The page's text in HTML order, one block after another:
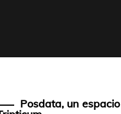
Posdata, un